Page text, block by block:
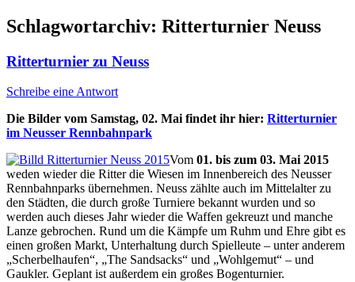
Schlagwortarchiv: Ritterturnier Neuss
Ritterturnier zu Neuss
Schreibe eine Antwort
Die Bilder vom Samstag, 02. Mai findet ihr hier: Ritterturnier
im Neusser Rennbahnpark
Vom 01. bis zum 03. Mai 2015
weden wieder die Ritter die Wiesen im Innenbereich des Neusser
Rennbahnparks übernehmen. Neuss zählte auch im Mittelalter zu
den Städten, die durch große Turniere bekannt wurden und so
werden auch dieses Jahr wieder die Waffen gekreuzt und manche
Lanze gebrochen. Rund um die Kämpfe um Ruhm und Ehre gibt es
einen großen Markt, Unterhaltung durch Spielleute – unter anderem
„Scherbelhaufen“, „The Sandsacks“ und „Wohlgemut“ – und
Gaukler. Geplant ist außerdem ein großes Bogenturnier.